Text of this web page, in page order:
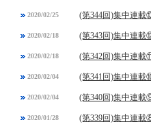
2020/02/25 (第344回)集中連載
2020/02/18 (第343回)集中連
2020/02/18 (第342回)集中連
2020/02/04 (第341回)集中連
2020/02/04 (第340回)集中連
2020/01/28 (第339回)集中連